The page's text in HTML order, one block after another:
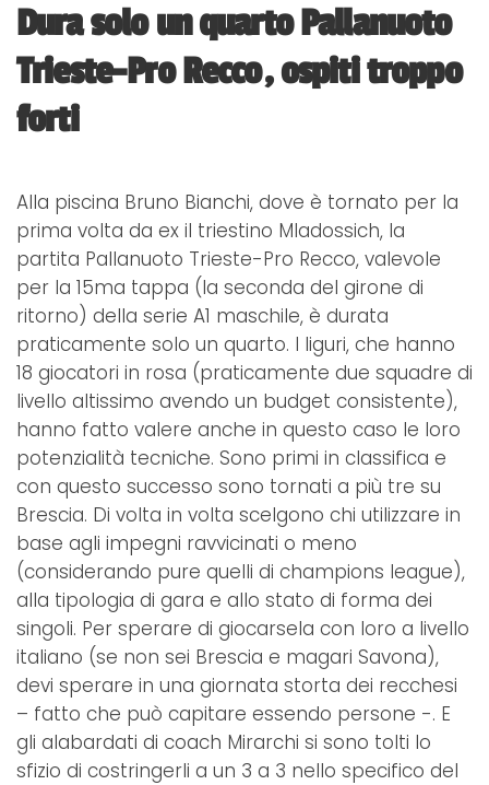
Dura solo un quarto Pallanuoto
Trieste-Pro Recco, ospiti troppo
forti
Alla piscina Bruno Bianchi, dove è tornato per la
prima volta da ex il triestino Mladossich, la
partita Pallanuoto Trieste-Pro Recco, valevole
per la 15ma tappa (la seconda del girone di
ritorno) della serie A1 maschile, è durata
praticamente solo un quarto. I liguri, che hanno
18 giocatori in rosa (praticamente due squadre di
livello altissimo avendo un budget consistente),
hanno fatto valere anche in questo caso le loro
potenzialità tecniche. Sono primi in classifica e
con questo successo sono tornati a più tre su
Brescia. Di volta in volta scelgono chi utilizzare in
base agli impegni ravvicinati o meno
(considerando pure quelli di champions league),
alla tipologia di gara e allo stato di forma dei
singoli. Per sperare di giocarsela con loro a livello
italiano (se non sei Brescia e magari Savona),
devi sperare in una giornata storta dei recchesi
– fatto che può capitare essendo persone -. E
gli alabardati di coach Mirarchi si sono tolti lo
sfizio di costringerli a un 3 a 3 nello specifico del